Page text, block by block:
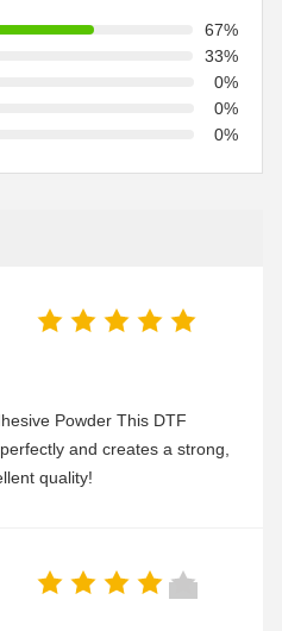
67%
33%
0%
0%
0%
Powder This DTF
and creates a strong,
quality!